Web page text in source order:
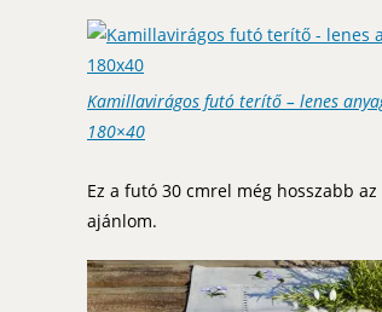
Kamillavirágos futó terítő – lenes
180×40
Ez a futó 30 cmrel még hosszabb
ajánlom.